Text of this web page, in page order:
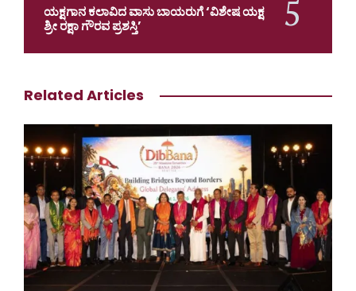
ಯಕ್ಷಗಾನ ಕಲಾವಿದ ವಾಸು ಬಾಯರುಗೆ ‘ವಿಶೇಷ ಯಕ್ಷ
ಶ್ರೀ ರಕ್ಷಾ ಗೌರವ ಪ್ರಶಸ್ತಿ’
Related Articles